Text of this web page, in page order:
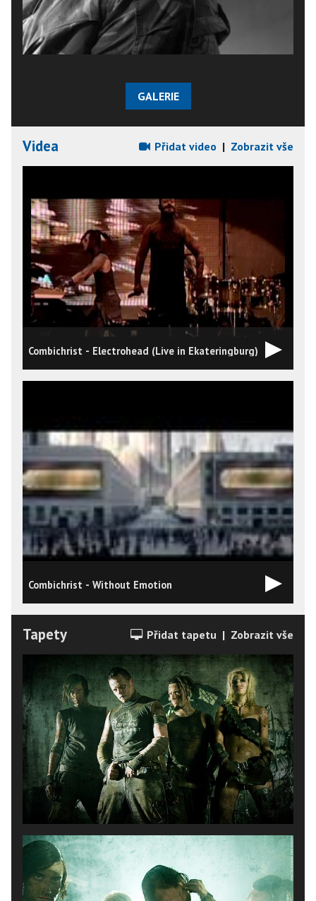
GALERIE
Videa Přidat video | Zobrazit vše
Combichrist - Electrohead (Live in Ekateringburg)
Combichrist - Without Emotion
Tapety Přidat tapetu | Zobrazit vše